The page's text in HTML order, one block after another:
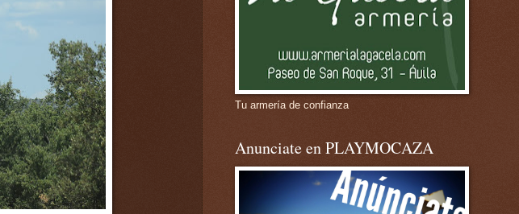
Tu armería de confianza
Anunciate en PLAYMOCAZA